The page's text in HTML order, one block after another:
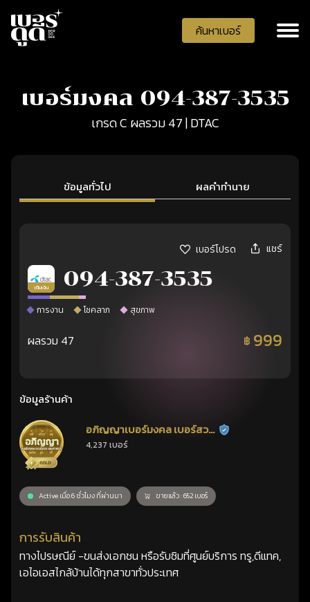
ค้นหาเบอร์
เบอร์มงคล 094-387-3535
เกรด C ผลรวม 47 | DTAC
ข้อมูลทั่วไป ผลคำทำนาย
เบอร์โปรด แชร์
เติมเงิน 094-387-3535
การงาน โชคลาภ สุขภาพ
ผลรวม 47 ฿ 999
ข้อมูลร้านค้า
อภิญญาเบอร์มงคล เบอร์สวย
เลขศาสตร์
ร้านยืนยันแล้ว
4,237 เบอร์
Active เมื่อ 6 ชั่วโมง ที่ผ่านมา ขายแล้ว : 652 เบอร์
การรับสินค้า
ทางไปรษณีย์ -ขนส่งเอกชน หรือรับซิมที่ศูนย์บริการ ทรู,ดีแทค,
เอไอเอสไกล้บ้านได้ทุกสาขาทั่วประเทศ